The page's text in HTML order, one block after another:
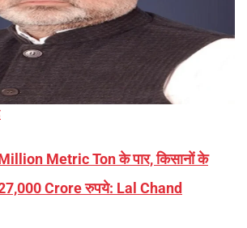
Million Metric Ton के पार, किसानों के
Crore रुपये: Lal Chand